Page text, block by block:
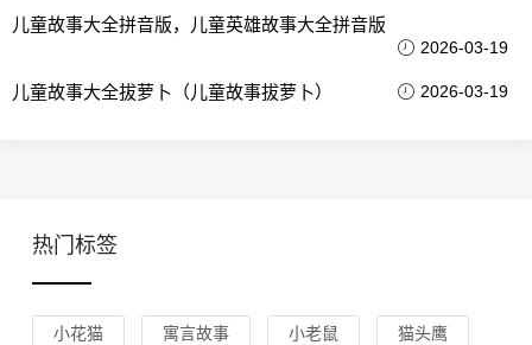
儿童故事大全拼音版，儿童英雄故事大全拼音版
2026-03-19
儿童故事大全拔萝卜（儿童故事拔萝卜） 2026-03-19
热门标签
小花猫 寓言故事 小老鼠 猫头鹰